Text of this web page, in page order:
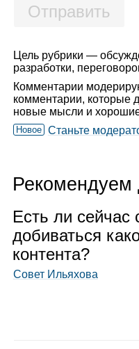
Отправить
Цель рубрики —
разработки,
Комментарии
комментарии, которые
новые мысли и
Новое Станьте
Рекомендуем
Есть ли сей­час
доби­ваться
кон­тента?
Совет Ильяхова